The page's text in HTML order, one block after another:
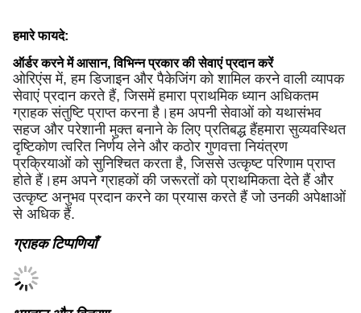
हमारे फायदे:
ऑर्डर करने में आसान, विभिन्न प्रकार की सेवाएं प्रदान करें
ओरिएंस में, हम डिजाइन और पैकेजिंग को शामिल करने वाली व्यापक
सेवाएं प्रदान करते हैं, जिसमें हमारा प्राथमिक ध्यान अधिकतम
ग्राहक संतुष्टि प्राप्त करना है।हम अपनी सेवाओं को यथासंभव
सहज और परेशानी मुक्त बनाने के लिए प्रतिबद्ध हैंहमारा सुव्यवस्थित
दृष्टिकोण त्वरित निर्णय लेने और कठोर गुणवत्ता नियंत्रण
प्रक्रियाओं को सुनिश्चित करता है, जिससे उत्कृष्ट परिणाम प्राप्त
होते हैं।हम अपने ग्राहकों की जरूरतों को प्राथमिकता देते हैं और
उत्कृष्ट अनुभव प्रदान करने का प्रयास करते हैं जो उनकी अपेक्षाओं
से अधिक हैं.
ग्राहक टिप्पणियाँ